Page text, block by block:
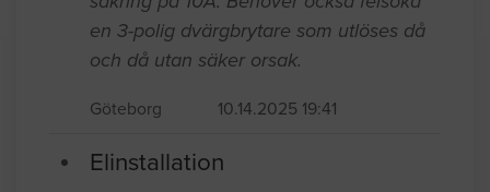
en 3-polig dvärgbrytare som utlöses då
och då utan säker orsak.
Göteborg 10.14.2025 19:41
Elinstallation